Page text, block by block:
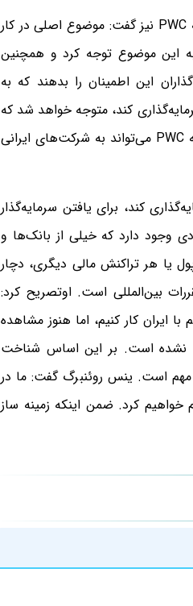
عضو هیات‌مدیره، حسابرس بانک مرکزی اروپا و مسئول بازار ایران در موسسه PWC نیز گفت: موضوع اصلی در کار
این موضوع توجه کرد و همچنین
این اطمینان را بدهند که به
کند، متوجه خواهد شد که
شفافیت کامل در اجرای مقررات بین‌المللی وجود دارد. به همین دلیل موسسه PWC می‌تواند به شرکت‌های ایرانی
کند، برای یافتن سرمایه‌گذار
وجود دارد که خیلی از بانک‌ها و
یا هر تراکنش مالی دیگری، دچار
بین‌المللی است. اوتصریح کرد:
ایران کار کنیم، اما هنوز مشاهده
نشده است. بر این اساس شناخت
مهم است. ینس روئنبرگ گفت: ما در
خواهیم کرد. ضمن اینکه زمینه ساز